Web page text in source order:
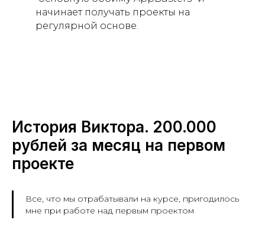
начинает получать проекты на
регулярной основе.
История Виктора. 200.000
рублей за месяц на первом
проекте
Все, что мы отрабатывали на курсе, пригодилось
мне при работе над первым проектом